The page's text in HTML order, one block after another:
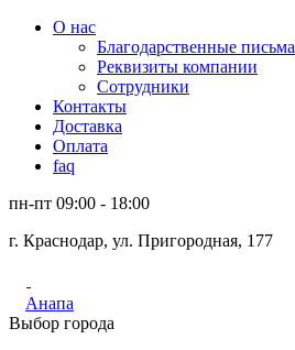
О нас
Благодарственные письма
Реквизиты компании
Сотрудники
Контакты
Доставка
Оплата
faq
пн-пт 09:00 - 18:00
г. Краснодар, ул. Пригородная, 177
Анапа
Выбор города